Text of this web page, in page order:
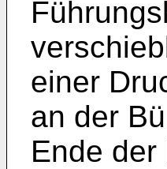
einer
an der
Ende